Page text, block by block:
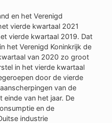
en het Verenigd
vierde kwartaal 2021
vierde kwartaal 2019. Dat
het Verenigd Koninkrijk de
van 2020 zo groot
in het vierde kwartaal
door de vierde
van de
einde van het jaar. De
en de
industrie